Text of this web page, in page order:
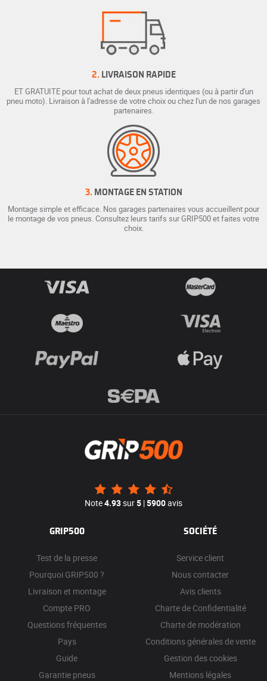
2. LIVRAISON RAPIDE
ET GRATUITE pour tout achat de deux pneus identiques (ou à partir d'un
pneu moto). Livraison à l'adresse de votre choix ou chez l'un de nos garages
partenaires.
3. MONTAGE EN STATION
Montage simple et efficace. Nos garages partenaires vous accueillent pour
le montage de vos pneus. Consultez leurs tarifs sur GRIP500 et faites votre
choix.
Note4.93sur5 |5900avis
GRIP500
Test de la presse
Pourquoi GRIP500 ?
Livraison et montage
Compte PRO
Questions fréquentes
Pays
Guide
Garantie pneus
SOCIÉTÉ
Service client
Nous contacter
Avis clients
Charte de Confidentialité
Charte de modération
Conditions générales de vente
Gestion des cookies
Mentions légales